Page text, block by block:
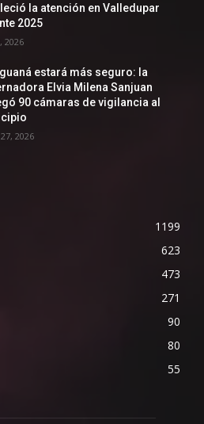
la atención en Valledupar
2025
2026
estará más seguro: la
Elvia Milena Sanjuan
90 cámaras de vigilancia al
2026
1199
623
473
271
90
80
55